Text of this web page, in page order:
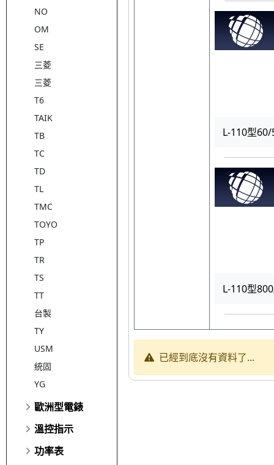
NO
OM
SE
三菱
三菱
T6
TAIK
TB
TC
TD
TL
TMC
TOYO
TP
TR
TS
TT
台製
TY
USM
統固
YG
歐洲型電錶
溫控指示
功率表
L-110型
L-110型
已經到底沒有資料了...